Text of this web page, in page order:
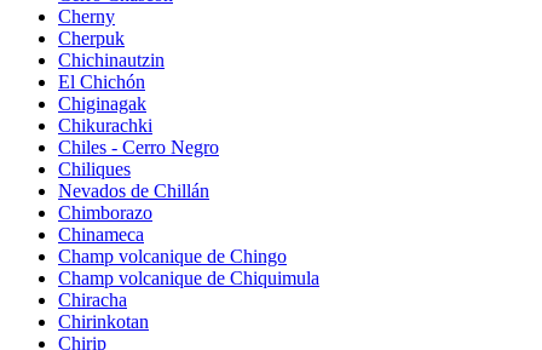
Cherny
Cherpuk
Chichinautzin
El Chichón
Chiginagak
Chikurachki
Chiles - Cerro Negro
Chiliques
Nevados de Chillán
Chimborazo
Chinameca
Champ volcanique de Chingo
Champ volcanique de Chiquimula
Chiracha
Chirinkotan
Chirip